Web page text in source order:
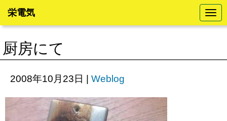
N
a
v
t
栄電気
厨房にて
2008年10月23日 | Weblog